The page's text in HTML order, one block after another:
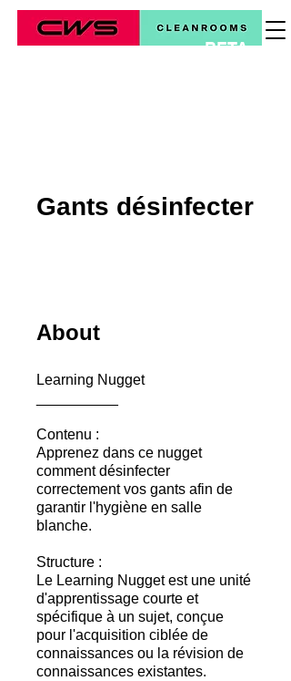
BETA
Gants désinfecter
About
Learning Nugget
Contenu :
Apprenez dans ce nugget
comment désinfecter
correctement vos gants afin de
garantir l'hygiène en salle
blanche.
Structure :
Le Learning Nugget est une unité
d'apprentissage courte et
spécifique à un sujet, conçue
pour l'acquisition ciblée de
connaissances ou la révision de
connaissances existantes.